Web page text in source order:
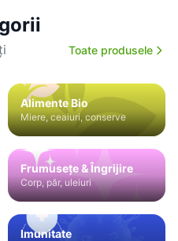
Toate produsele
Alimente Bio
Miere, ceaiuri, conserve
Frumusețe & Îngrijire
Corp, păr, uleiuri
Imunitate